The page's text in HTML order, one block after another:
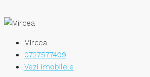
Mircea
0727577409
Vezi imobilele